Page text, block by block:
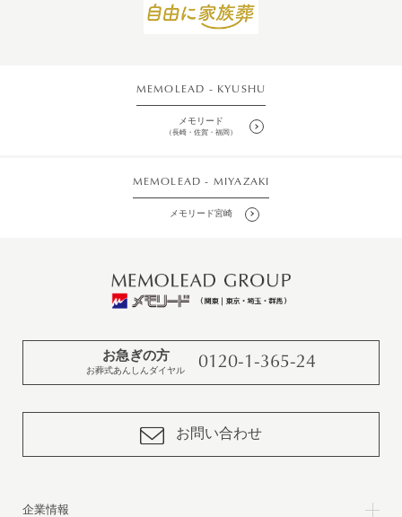
MEMOLEAD - KYUSHU
メモリード
（長崎・佐賀・福岡）
MEMOLEAD - MIYAZAKI
メモリード宮崎
お急ぎの方
お葬式あんしんダイヤル 0120-1-365-24
お問い合わせ
企業情報